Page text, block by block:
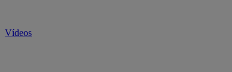
Vídeos